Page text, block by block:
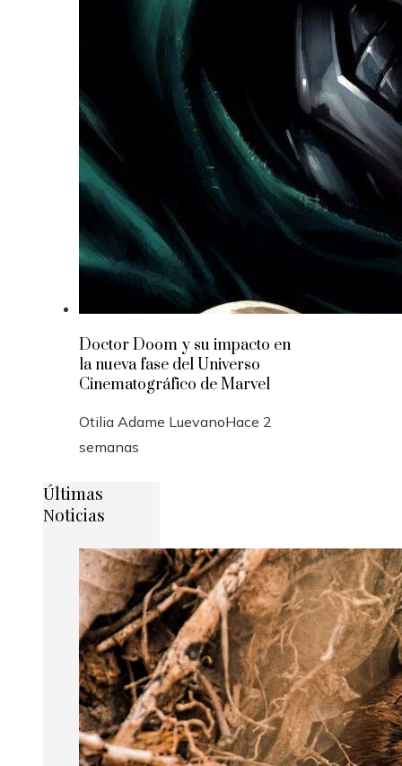
Doctor Doom y su impacto en
la nueva fase del Universo
Cinematográfico de Marvel
Otilia Adame LuevanoHace 2
semanas
Últimas
Noticias